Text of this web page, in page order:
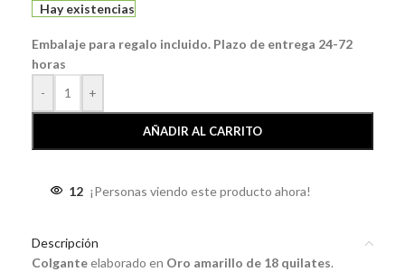
Hay existencias
Embalaje para regalo incluido. Plazo de entrega 24-72
horas
-
+
AÑADIR AL CARRITO
12 ¡Personas viendo este producto ahora!
Descripción
Colganteelaborado en Oro amarillo de 18 quilates.